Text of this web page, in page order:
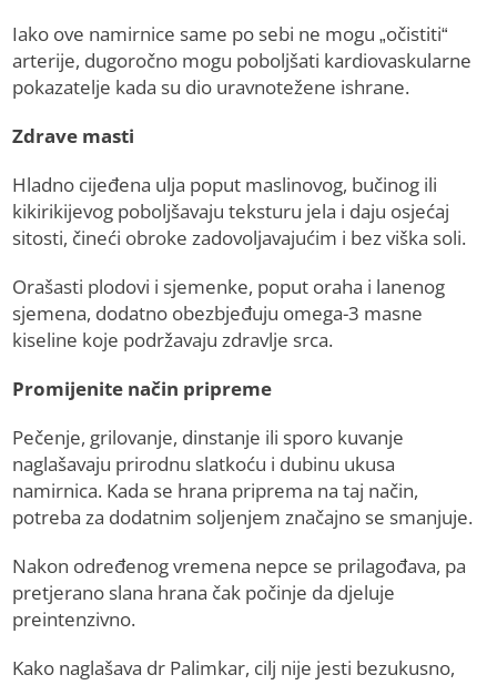
Iako ove namirnice same po sebi ne mogu „očistiti“
arterije, dugoročno mogu poboljšati kardiovaskularne
pokazatelje kada su dio uravnotežene ishrane.
Zdrave masti
Hladno cijeđena ulja poput maslinovog, bučinog ili
kikirikijevog poboljšavaju teksturu jela i daju osjećaj
sitosti, čineći obroke zadovoljavajućim i bez viška soli.
Orašasti plodovi i sjemenke, poput oraha i lanenog
sjemena, dodatno obezbjeđuju omega-3 masne
kiseline koje podržavaju zdravlje srca.
Promijenite način pripreme
Pečenje, grilovanje, dinstanje ili sporo kuvanje
naglašavaju prirodnu slatkoću i dubinu ukusa
namirnica. Kada se hrana priprema na taj način,
potreba za dodatnim soljenjem značajno se smanjuje.
Nakon određenog vremena nepce se prilagođava, pa
pretjerano slana hrana čak počinje da djeluje
preintenzivno.
Kako naglašava dr Palimkar, cilj nije jesti bezukusno,